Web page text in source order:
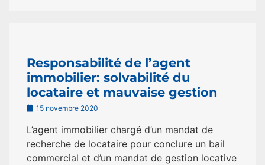
Responsabilité de l’agent
immobilier: solvabilité du
locataire et mauvaise gestion
15 novembre 2020
L’agent immobilier chargé d’un mandat de
recherche de locataire pour conclure un bail
commercial et d’un mandat de gestion locative